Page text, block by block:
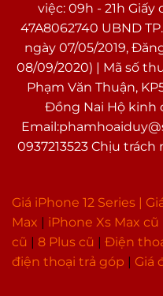
việc: 09h - 21h
47A8062740 UBND
ngày 07/05/2019,
08/09/2020) | Mã số
Phạm Văn Thuận,
Đồng Nai Hộ kinh
0937213523 Chịu
Giá iPhone 12 Series |
Max | iPhone Xs Max cũ
cũ | 8 Plus cũ | Điện
điện thoại trả góp | Giá